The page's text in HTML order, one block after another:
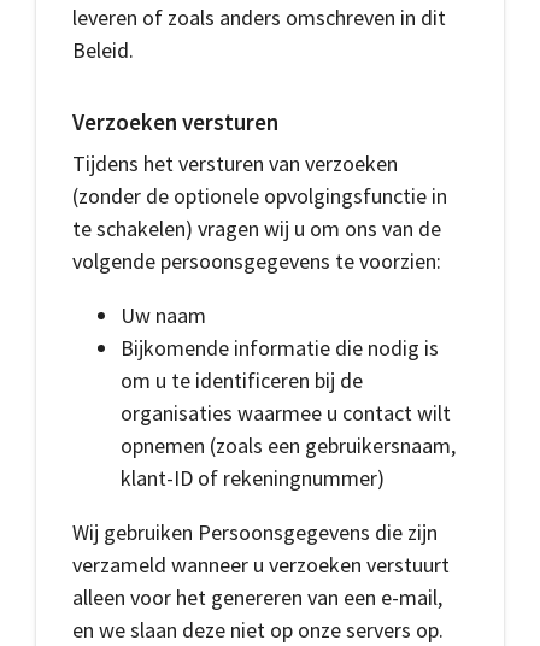
leveren of zoals anders omschreven in dit
Beleid.
Verzoeken versturen
Tijdens het versturen van verzoeken
(zonder de optionele opvolgingsfunctie in
te schakelen) vragen wij u om ons van de
volgende persoonsgegevens te voorzien:
Uw naam
Bijkomende informatie die nodig is
om u te identificeren bij de
organisaties waarmee u contact wilt
opnemen (zoals een gebruikersnaam,
klant-ID of rekeningnummer)
Wij gebruiken Persoonsgegevens die zijn
verzameld wanneer u verzoeken verstuurt
alleen voor het genereren van een e-mail,
en we slaan deze niet op onze servers op.